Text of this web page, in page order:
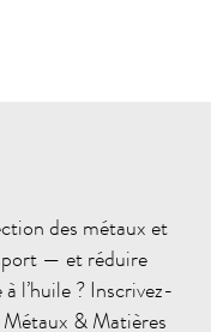
des métaux et
— et réduire
l’huile ? Inscrivez-
& Matières